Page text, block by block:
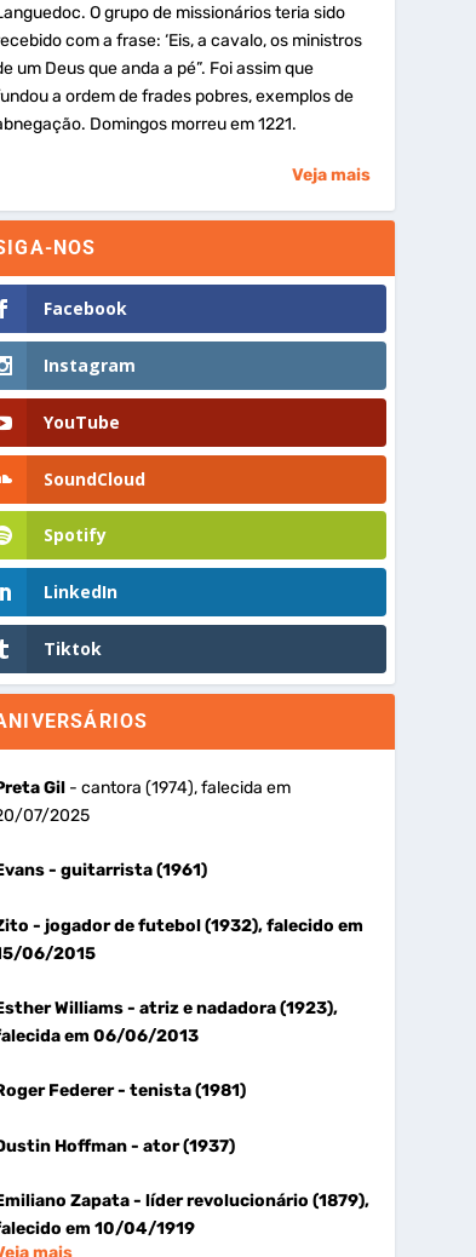
O grupo de missionários teria sido
com a frase: ‘Eis, a cavalo, os ministros
um Deus que anda a pé”. Foi assim que
a ordem de frades pobres, exemplos de
Domingos morreu em 1221.
Veja mais
NOS
Facebook
Instagram
YouTube
SoundCloud
Spotify
LinkedIn
Tiktok
Gil- cantora (1974), falecida em
07/2025
- guitarrista (1961)
- jogador de futebol (1932), falecido em
06/2015
Williams- atriz e nadadora (1923),
em 06/06/2013
Federer- tenista (1981)
Hoffman- ator (1937)
Zapata- líder revolucionário (1879),
em 10/04/1919
mais